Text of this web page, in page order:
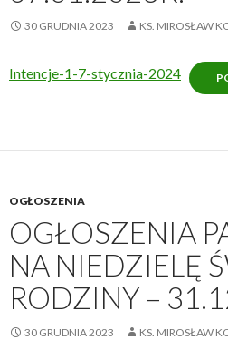
30 GRUDNIA 2023 KS. MIROSŁAW
Intencje-1-7-stycznia-2024
OGŁOSZENIA
OGŁOSZENIA
NA NIEDZIELĘ
RODZINY –
30 GRUDNIA 2023 KS. MIROSŁAW